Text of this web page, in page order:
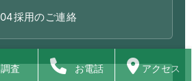
04採用のご連絡
調査 お電話 アクセス